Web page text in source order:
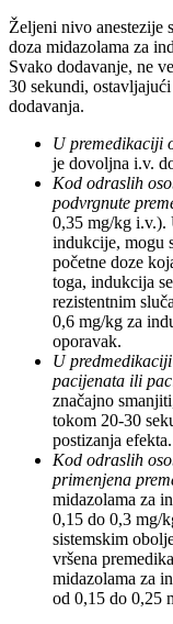
Željeni nivo anestezije
doza midazolama za
Svako dodavanje, ne
30 sekundi,
dodavanja.
U premedikaciji
je dovoljna i.v.
Kod odraslih
podvrgnute
0,35 mg/kg i.v.).
indukcije, mogu
početne doze
toga, indukcija
rezistentnim
0,6 mg/kg za
oporavak.
U
pacijenata ili
značajno
tokom 20-30
postizanja efekta.
Kod odraslih
primenjena
midazolama za
0,15 do 0,3 mg/
sistemskim
vršena
midazolama za
od 0,15 do 0,25